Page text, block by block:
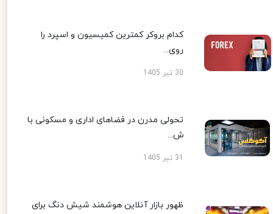
کدام بروکر کمترین کمیسیون و اسپرد را
روی...
30 تیر 1405
تحولی مدرن در فضاهای اداری و مسکونی با
ش...
ظهور بازار آنلاین هوشمند شیش دنگ برای